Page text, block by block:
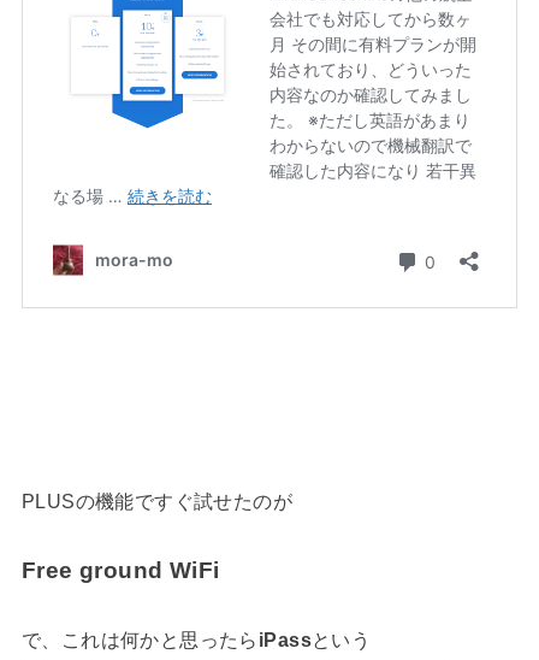
PLUSの機能ですぐ試せたのが
Free ground WiFi
で、これは何かと思ったら iPassという